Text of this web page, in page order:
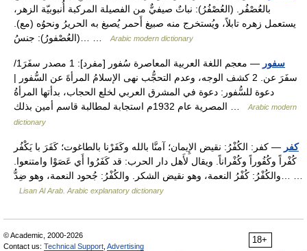
بالعُصْفُر. (العُصْفُرُ): نباتٌ صيفيٌّ من الفصيلة المركبة أُنبوبيّة الزهر،
يستعمل زهره تابلاً، ويُستخرج منه صبيغ أَحمر يُصبغ به الحريرُ ونحوُه (مع).
Arabic modern dictionary
سفور
— معجم اللغة العربية المعاصرة سُفور [مفرد]: 1 مصدر سفَرَ1/
سفَرَ عن. 2 كشف الوجه، وعدم التحجُّب نهى الإسلامُ المرأةَ عن السُّفور |
دعوة للسُّفور: دعوة في المشرق العربي لخلع الحجاب، بدأتها المرأةُ
Arabic modern
dictionary
كفر — كفر: الكُفْرُ: نقيض الإِيمان؛ آمنَّا بالله وكَفَرْنا بالطاغوت؛ كَفَرَ با يَكْفُر
كُفْراً وكُفُوراً وكُفْراناً. ويقال لأَهل دار الحرب: قد كَفَرُوا أَي عَصَوْا وامتنعوا.
والكُفْرُ: كُفْرُ النعمة، وهو نقيض الشكر. والكُفْرُ: جُحود النعمة، وهو ضِدُّ… …
Lisan Al Arab. Arabic explanatory dictionary
18+
© Academic, 2000-2026
Contact us: Technical Support Advertising